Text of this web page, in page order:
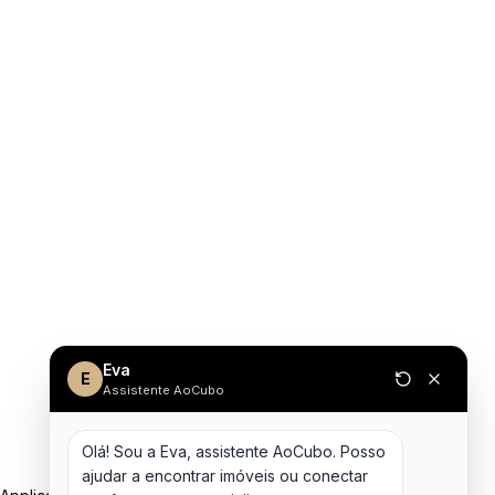
E Eva
Assistente AoCubo
Olá! Sou a Eva, assistente AoCubo. Posso
ajudar a encontrar imóveis ou conectar